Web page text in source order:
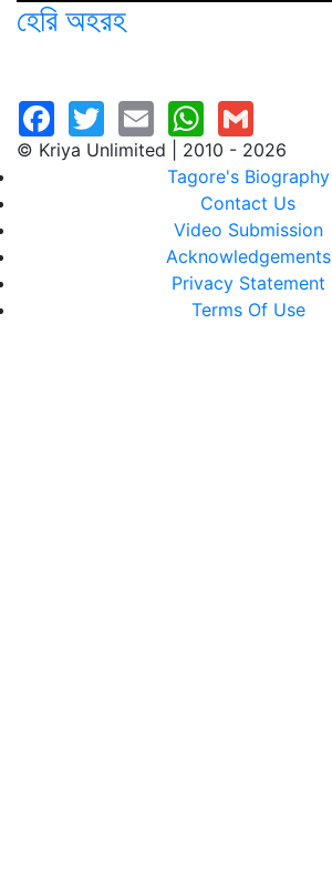
হেরি অহরহ
© Kriya Unlimited | 2010 - 2026
Tagore's Biography
Contact Us
Video Submission
Acknowledgements
Privacy Statement
Terms Of Use